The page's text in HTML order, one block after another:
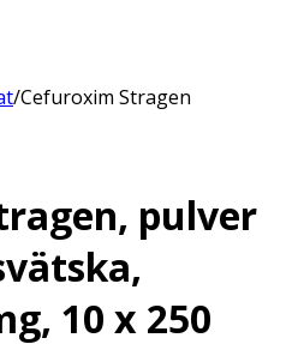
/Cefuroxim Stragen
pulver
10 x 250